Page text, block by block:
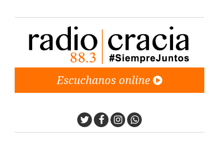
Escuchanos online
TwitterFacebook
Instagram
Whatsapp